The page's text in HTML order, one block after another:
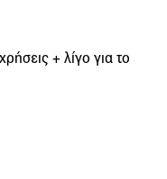
+ λίγο για το